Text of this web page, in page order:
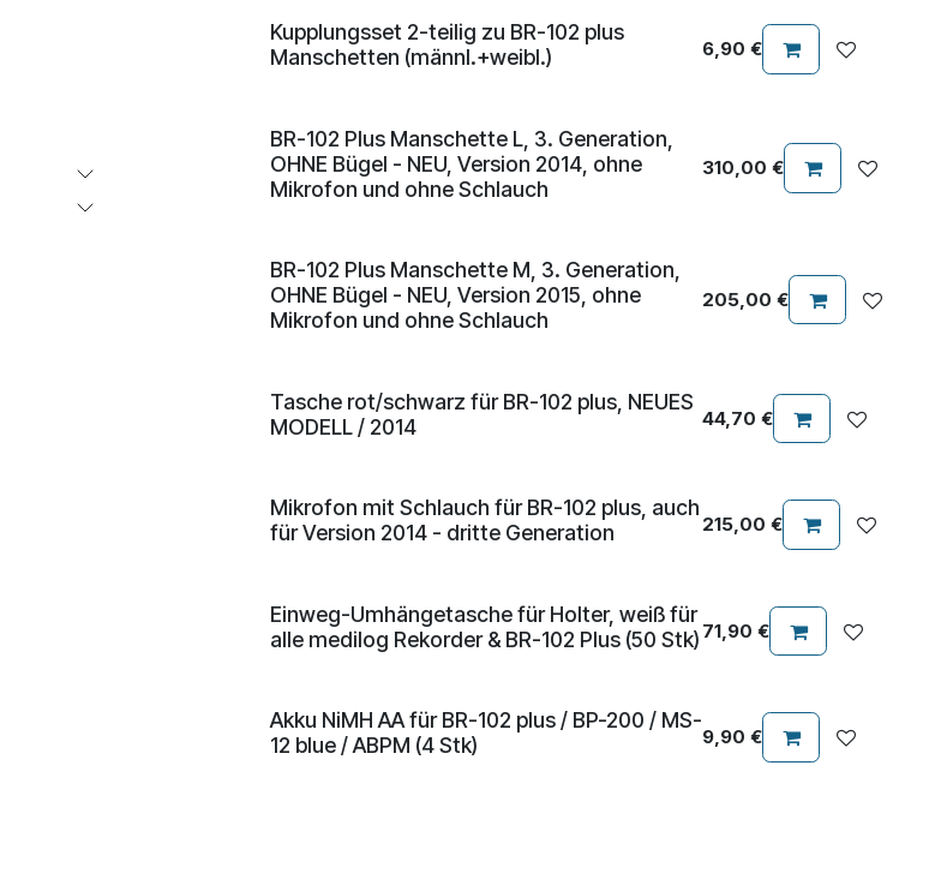
Kupplungsset 2-teilig zu BR-102 plus
Manschetten (männl.+weibl.)
6,90 €
BR-102 Plus Manschette L, 3. Generation,
OHNE Bügel - NEU, Version 2014, ohne
Mikrofon und ohne Schlauch
310,00 €
BR-102 Plus Manschette M, 3. Generation,
OHNE Bügel - NEU, Version 2015, ohne
Mikrofon und ohne Schlauch
205,00 €
Tasche rot/schwarz für BR-102 plus, NEUES
MODELL / 2014
44,70 €
Mikrofon mit Schlauch für BR-102 plus, auch
für Version 2014 - dritte Generation
215,00 €
Einweg-Umhängetasche für Holter, weiß für
alle medilog Rekorder & BR-102 Plus (50 Stk) 71,90 €
Akku NiMH AA für BR-102 plus / BP-200 / MS-
12 blue / ABPM (4 Stk)
9,90 €